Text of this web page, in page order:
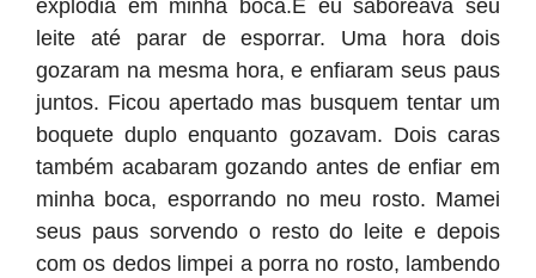
explodia em minha boca.E eu saboreava seu
leite até parar de esporrar. Uma hora dois
gozaram na mesma hora, e enfiaram seus paus
juntos. Ficou apertado mas busquem tentar um
boquete duplo enquanto gozavam. Dois caras
também acabaram gozando antes de enfiar em
minha boca, esporrando no meu rosto. Mamei
seus paus sorvendo o resto do leite e depois
com os dedos limpei a porra no rosto, lambendo